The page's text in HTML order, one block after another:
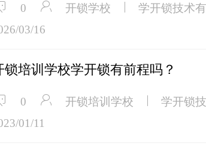
0 开锁学校
学开锁技术
03/16
锁培训学校学开锁有前程吗？
0 开锁培训学校
学开锁
01/11